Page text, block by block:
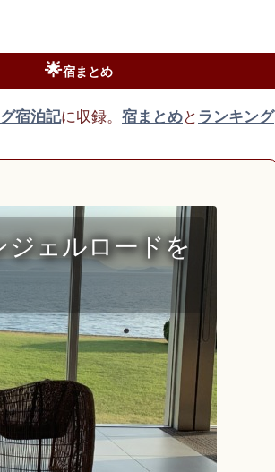
🌟宿まとめ
宿泊記に収録。 宿まとめと ランキング
ジェルロードを